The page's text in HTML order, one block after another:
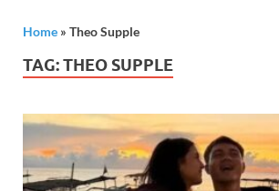
Home » Theo Supple
TAG:THEO SUPPLE